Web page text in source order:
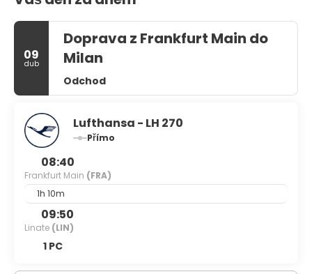
09
dub
Doprava z Frankfurt Main do
Milan
Odchod
Lufthansa - LH 270
Přímo
08:40
Frankfurt Main (FRA)
1h 10m
09:50
Linate (LIN)
1 PC